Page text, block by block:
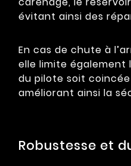
évitant ainsi des
En cas de chute à
elle limite également
du pilote soit
améliorant ainsi la
Robustesse et